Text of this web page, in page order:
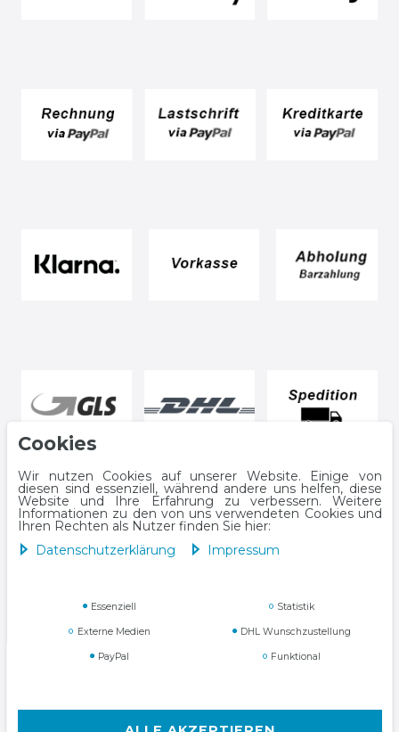
Cookies
Wir nutzen Cookies auf unserer Website. Einige von
diesen sind essenziell, während andere uns helfen, diese
Website und Ihre Erfahrung zu verbessern. Weitere
Informationen zu den von uns verwendeten Cookies und
Ihren Rechten als Nutzer finden Sie hier:
Daten­schutz­erklärung
Impressum
Essenziell Statistik
Externe Medien DHL Wunschzustellung
PayPal Funktional